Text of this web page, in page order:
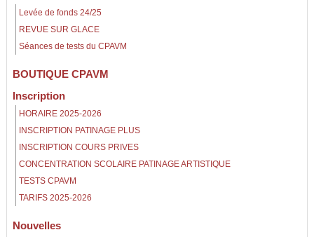
Levée de fonds 24/25
REVUE SUR GLACE
Séances de tests du CPAVM
BOUTIQUE CPAVM
Inscription
HORAIRE 2025-2026
INSCRIPTION PATINAGE PLUS
INSCRIPTION COURS PRIVES
CONCENTRATION SCOLAIRE PATINAGE ARTISTIQUE
TESTS CPAVM
TARIFS 2025-2026
Nouvelles